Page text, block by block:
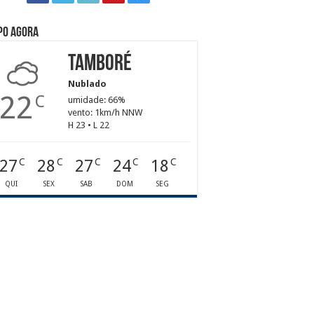
agora
22 C
Tamboré
Nublado
umidade: 66%
vento: 1km/h NNW
H 23 • L 22
27 C
QUI
28 C
SEX
27 C
SAB
24C
DOM
18 C
SEG